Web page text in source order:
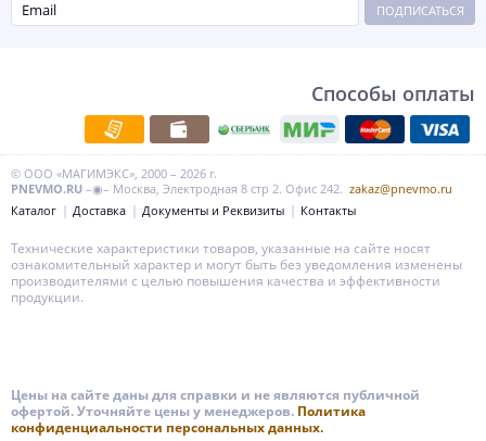
ПОДПИСАТЬСЯ
Способы оплаты
© ООО «МАГИМЭКС», 2000 – 2026 г.
PNEVMO.RU –◉– Москва, Электродная 8 стр 2. Офис 242. zakaz@pnevmo.ru
Каталог
Доставка Документы и Реквизиты Контакты
Технические характеристики товаров, указанные на сайте носят
ознакомительный характер и могут быть без уведомления изменены
производителями с целью повышения качества и эффективности
продукции.
Цены на сайте даны для справки и не являются публичной
офертой. Уточняйте цены у менеджеров. Политика
конфиденциальности персональных данных.